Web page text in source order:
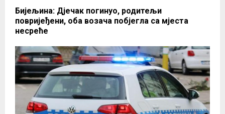
Бијељина: Дјечак погинуо, родитељи
повријеђени, оба возача побјегла са мјеста
несреће